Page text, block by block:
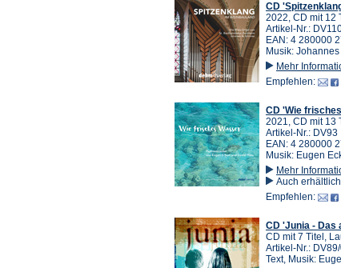
CD
2022, CD mit 12
Artikel-Nr.:
EAN: 4 280000
Musik:
Mehr
Empfehlen:
CD 'Wie
2021, CD mit 13
Artikel-Nr.: DV93
EAN: 4 280000
Musik: Eugen
Mehr
Auch
Empfehlen:
CD 'Junia - Das
CD mit 7 Titel,
Artikel-Nr.:
Text, Musik: